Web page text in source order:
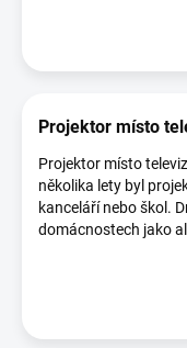
Projektor místo
Projektor místo
několika lety byl
kanceláří nebo škol.
domácnostech jako